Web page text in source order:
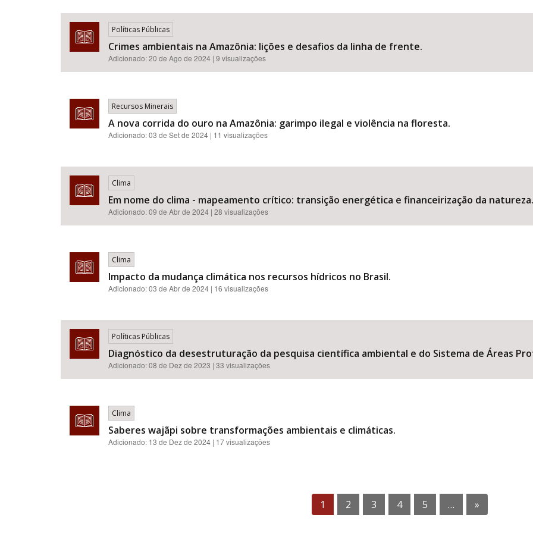
Políticas Públicas
Crimes ambientais na Amazônia: lições e desafios da linha de frente.
Adicionado:20 de Ago de 2024 | 9 visualizações
Recursos Minerais
A nova corrida do ouro na Amazônia: garimpo ilegal e violência na floresta.
Adicionado:03 de Set de 2024 | 11 visualizações
Clima
Em nome do clima - mapeamento crítico: transição energética e financeirização da natureza.
Adicionado:09 de Abr de 2024 | 28 visualizações
Clima
Impacto da mudança climática nos recursos hídricos no Brasil.
Adicionado:03 de Abr de 2024 | 16 visualizações
Políticas Públicas
Diagnóstico da desestruturação da pesquisa científica ambiental e do Sistema de Áreas
Adicionado:08 de Dez de 2023 | 33 visualizações
Clima
Saberes wajãpi sobre transformações ambientais e climáticas.
Adicionado: 13 de Dez de 2024 | 17 visualizações
1 2 3 4 5 … »